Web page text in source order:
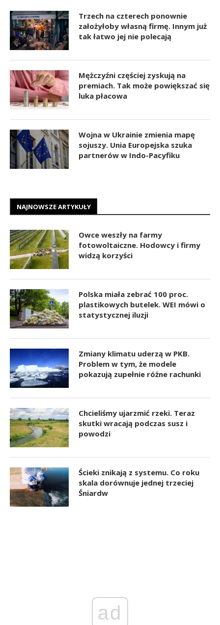
Trzech na czterech ponownie
założyłoby własną firmę. Innym już
tak łatwo jej nie polecają
Mężczyźni częściej zyskują na
premiach. Tak może powiększać się
luka płacowa
Wojna w Ukrainie zmienia mapę
sojuszy. Unia Europejska szuka
partnerów w Indo-Pacyfiku
NAJNOWSZE ARTYKUŁY
Owce weszły na farmy
fotowoltaiczne. Hodowcy i firmy
widzą korzyści
Polska miała zebrać 100 proc.
plastikowych butelek. WEI mówi o
statystycznej iluzji
Zmiany klimatu uderzą w PKB.
Problem w tym, że modele
pokazują zupełnie różne rachunki
Chcieliśmy ujarzmić rzeki. Teraz
skutki wracają podczas susz i
powodzi
Ścieki znikają z systemu. Co roku
skala dorównuje jednej trzeciej
Śniardw
ad